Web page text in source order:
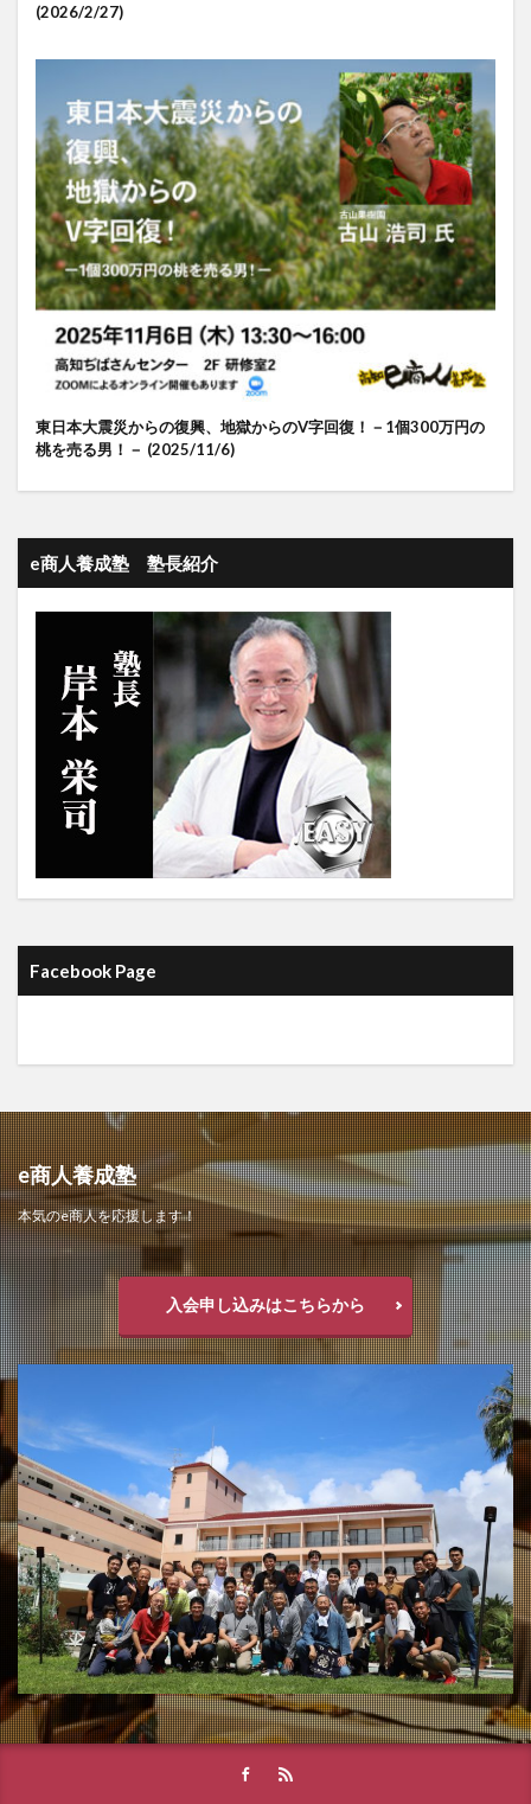
(2026/2/27)
東日本大震災からの復興、地獄からのV字回復！－1個300万円の
桃を売る男！－ (2025/11/6)
e商人養成塾 塾長紹介
Facebook Page
e商人養成塾
本気のe商人を応援します！
入会申し込みはこちらから